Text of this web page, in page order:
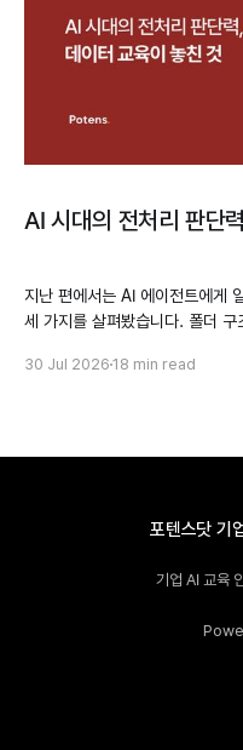
AI 시대의 전처리 판단
지난 편에서는 AI 에이전트에게
세 가지를 살펴봤습니다. 폴더
자연스럽게 따라오는 기대가 있
30 Jul 2026 18 min read
포텐스닷 기
기업 AI 교육